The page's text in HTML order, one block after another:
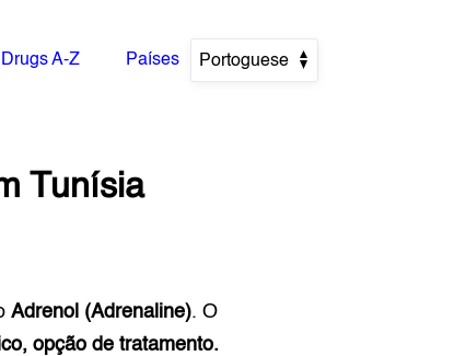
Drugs A-Z Países Portoguese
Tunísia
Adrenol (Adrenaline). O
opção de tratamento.